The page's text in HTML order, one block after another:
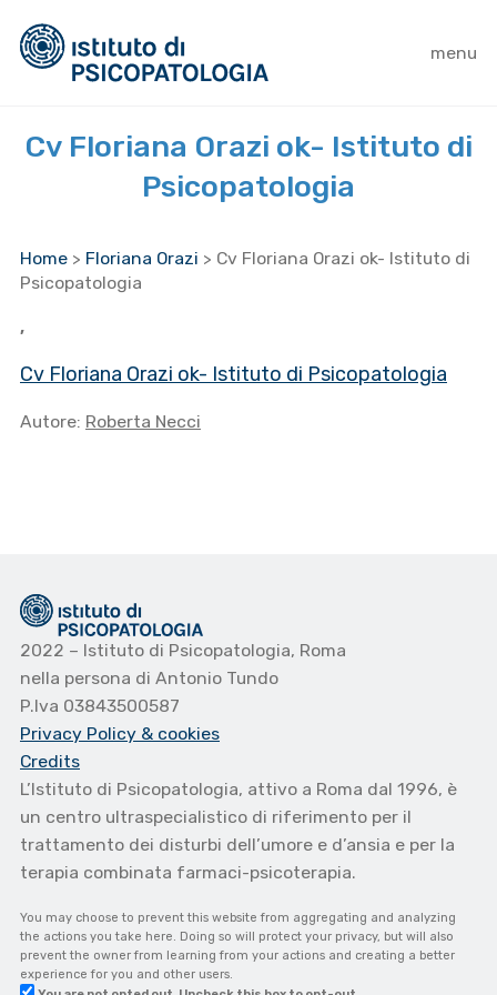
menu
Cv Floriana Orazi ok- Istituto di
Psicopatologia
Home > Floriana Orazi > Cv Floriana Orazi ok- Istituto di
Psicopatologia
,
Cv Floriana Orazi ok- Istituto di Psicopatologia
Autore: Roberta Necci
2022 – Istituto di Psicopatologia, Roma
nella persona di Antonio Tundo
P.Iva 03843500587
Privacy Policy & cookies
Credits
L’Istituto di Psicopatologia, attivo a Roma dal 1996, è
un centro ultraspecialistico di riferimento per il
trattamento dei disturbi dell’umore e d’ansia e per la
terapia combinata farmaci-psicoterapia.
You may choose to prevent this website from aggregating and analyzing
the actions you take here. Doing so will protect your privacy, but will also
prevent the owner from learning from your actions and creating a better
experience for you and other users.